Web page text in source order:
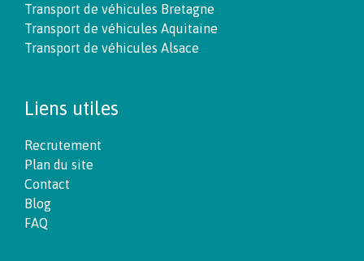
Transport de véhicules Bretagne
Transport de véhicules Aquitaine
Transport de véhicules Alsace
Liens utiles
Recrutement
Plan du site
Contact
Blog
FAQ